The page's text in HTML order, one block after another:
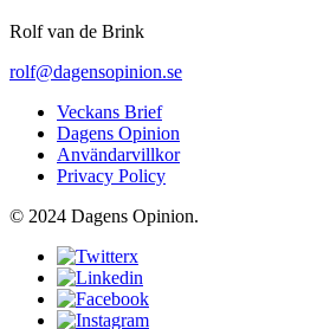
Rolf van de Brink
rolf@dagensopinion.se
Veckans Brief
Dagens Opinion
Användarvillkor
Privacy Policy
© 2024 Dagens Opinion.